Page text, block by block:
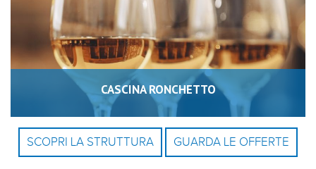
CASCINA RONCHETTO
SCOPRI LA STRUTTURA GUARDA LE OFFERTE